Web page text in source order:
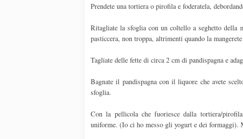
Prendete una tortiera o pirofila e foderatela,
Ritagliate la sfoglia con un coltello a seghetto della
pasticcera, non troppa, altrimenti quando la
Tagliate delle fette di circa 2 cm di pandispagna e
Bagnate il pandispagna con il liquore che avete
sfoglia.
Con la pellicola che fuoriesce dalla tortiera/
uniforme. (Io ci ho messo gli yogurt e dei formaggi).